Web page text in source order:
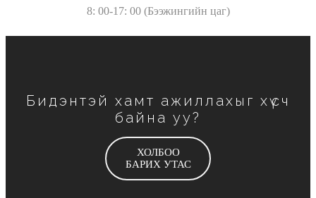
8: 00-17: 00 (Бээжингийн цаг)
Бидэнтэй хамт ажиллахыг хүсч
байна уу?
ХОЛБОО
БАРИХ УТАС